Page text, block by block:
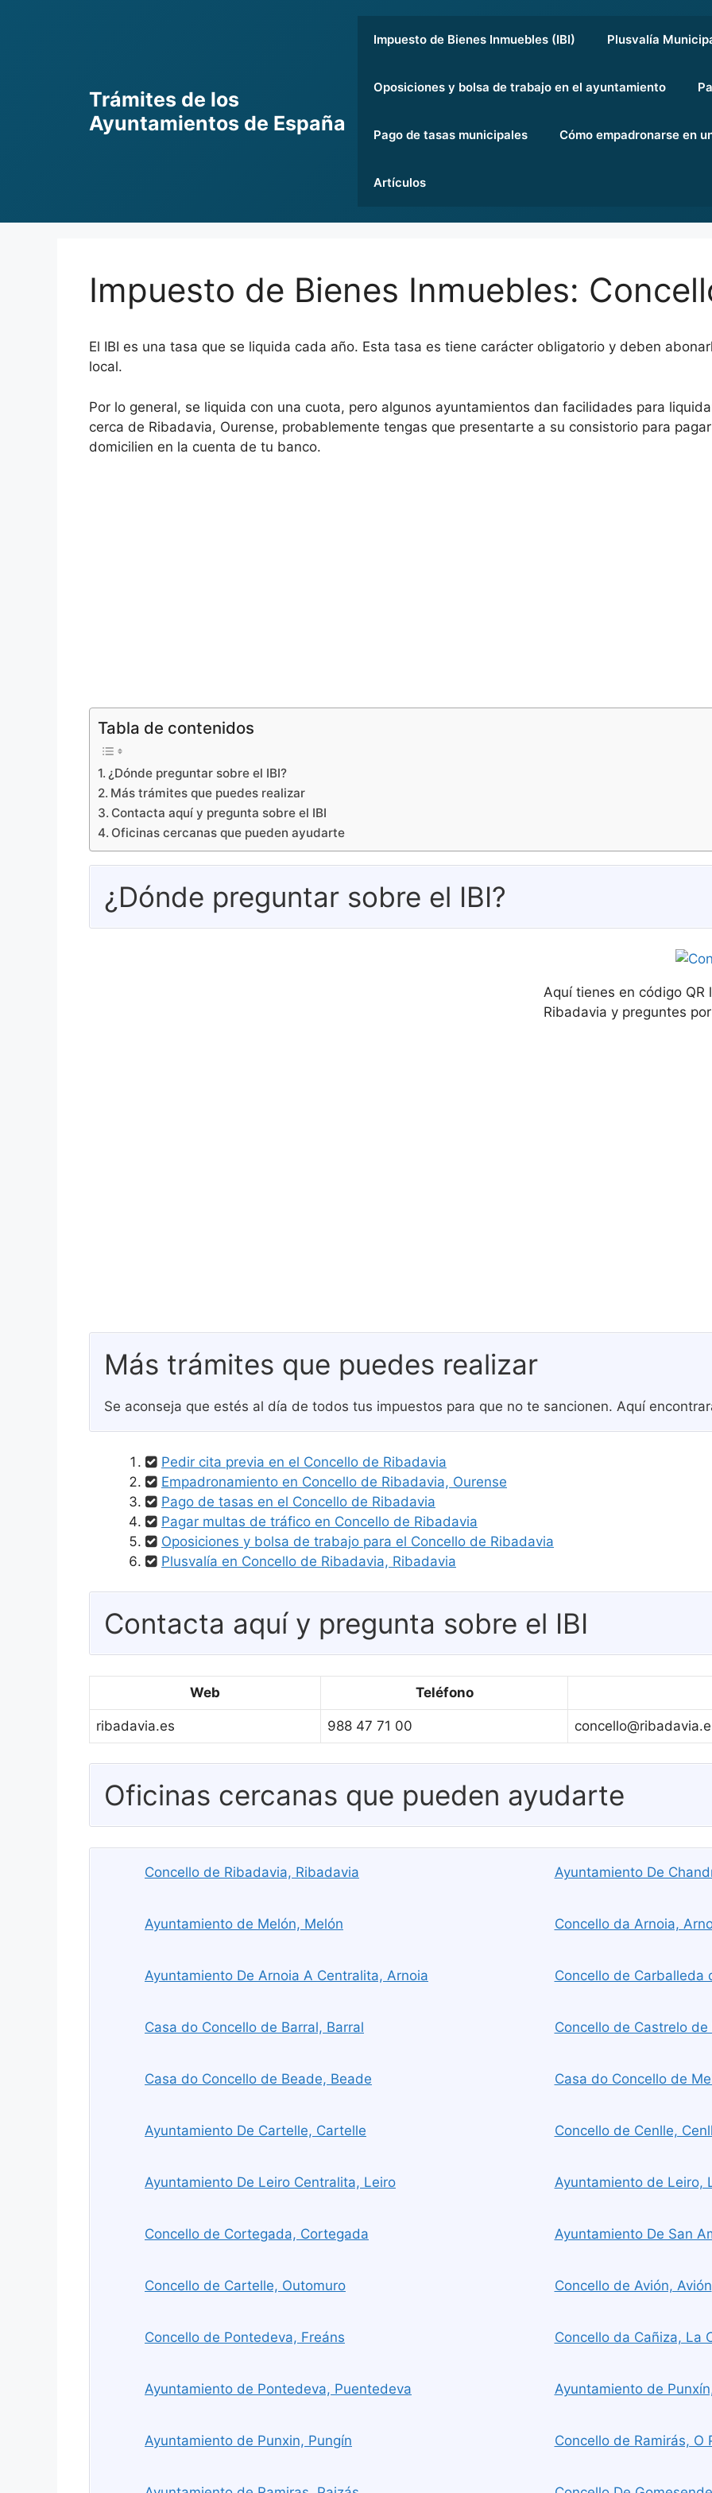
Trámites de los
Ayuntamientos de España
Impuesto de Bienes Inmuebles (IBI) Plusvalía
Oposiciones y bolsa de trabajo en el ayuntamiento
Pago de tasas municipales Cómo empadronarse en
Artículos
Impuesto de Bienes Inmuebles:
El IBI es una tasa que se liquida cada año. Esta tasa es tiene carácter obligatorio y deben
local.
Por lo general, se liquida con una cuota, pero algunos ayuntamientos dan facilidades para
cerca de Ribadavia, Ourense, probablemente tengas que presentarte a su consistorio para
domicilien en la cuenta de tu banco.
Tabla de contenidos
¿Dónde preguntar sobre el IBI?
Más trámites que puedes realizar
Contacta aquí y pregunta sobre el IBI
Oficinas cercanas que pueden ayudarte
¿Dónde preguntar sobre el IBI?
Aquí tienes en código
Ribadavia y preguntes
Más trámites que puedes realizar
Se aconseja que estés al día de todos tus impuestos para que no te sancionen. Aquí
Pedir cita previa en el Concello de Ribadavia
Empadronamiento en Concello de Ribadavia, Ourense
Pago de tasas en el Concello de Ribadavia
Pagar multas de tráfico en Concello de Ribadavia
Oposiciones y bolsa de trabajo para el Concello de Ribadavia
Plusvalía en Concello de Ribadavia, Ribadavia
Contacta aquí y pregunta sobre el IBI
Web Teléfono
ribadavia.es 988 47 71 00
Oficinas cercanas que pueden ayudarte
Concello de Ribadavia, Ribadavia Ayuntamiento De
Ayuntamiento de Melón, Melón Concello da Arnoia,
Ayuntamiento De Arnoia A Centralita, Arnoia Concello de Carballeda
Casa do Concello de Barral, Barral Concello de Castrelo de
Casa do Concello de Beade, Beade Casa do Concello de
Ayuntamiento De Cartelle, Cartelle Concello de Cenlle,
Ayuntamiento De Leiro Centralita, Leiro Ayuntamiento de Leiro,
Concello de Cortegada, Cortegada Ayuntamiento De San
Concello de Cartelle, Outomuro Concello de Avión, Avión
Concello de Pontedeva, Freáns Concello da Cañiza, La
Ayuntamiento de Pontedeva, Puentedeva Ayuntamiento de
Ayuntamiento de Punxin, Pungín Concello de Ramirás, O